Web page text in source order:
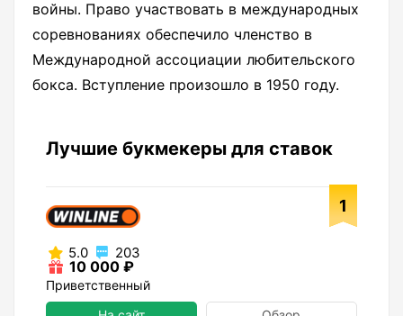
войны. Право участвовать в международных
соревнованиях обеспечило членство в
Международной ассоциации любительского
бокса. Вступление произошло в 1950 году.
Лучшие букмекеры для ставок
1
5.0 203
10 000 ₽
Приветственный